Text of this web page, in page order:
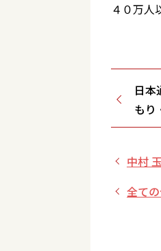
４０万人
日本
もり
中村
全て